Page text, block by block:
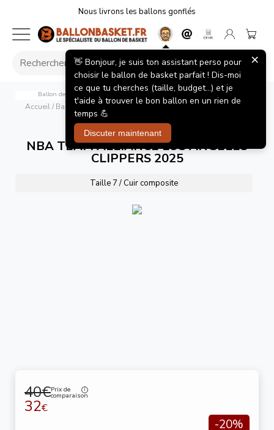
Nous livrons les ballons gonflés
Ballon de Basket Wilson NBA Los Angeles Clippers Indoor/Outdoor
Accueil/ Ballons de basket/ NBA TEAM ALLIANCE LOS ANGELES
NBA TEAM ALLIANCE LOS ANGELES
CLIPPERS 2025
Taille 7 / Cuir composite
40€Prix de
comparaison
32€
-20%
👋 Bonjour, je suis ton assistant perso pour
choisir le ballon de basket parfait ! Dis-moi
ce que tu cherches (taille, budget...) et je
t'aide à trouver le bon ballon en un rien de
temps 💪
Discuter maintenant
×